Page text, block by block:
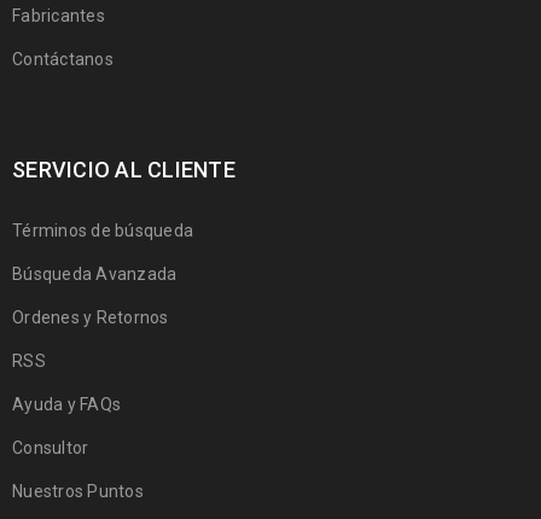
Fabricantes
Contáctanos
SERVICIO AL CLIENTE
Términos de búsqueda
Búsqueda Avanzada
Ordenes y Retornos
RSS
Ayuda y FAQs
Consultor
Nuestros Puntos